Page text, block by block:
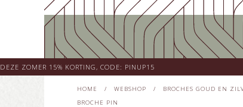
DEZE ZOMER 15% KORTING, CODE: PINUP15
HOME / WEBSHOP / BROCHES GOUD EN
BROCHE PIN